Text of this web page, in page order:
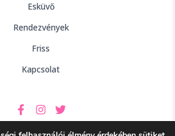
Esküvő
Rendezvények
Friss
Kapcsolat